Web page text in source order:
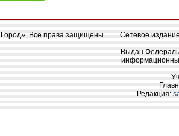
Все права защищены.
Сетевое
Выдан
Редакция: